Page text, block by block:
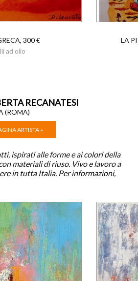
300 €
ad olio
LA
RECANATESI
(ROMA)
ARTISTA »
ispirati alle forme e ai colori della
materiali di riuso. Vivo e lavoro a
in tutta Italia. Per informazioni,